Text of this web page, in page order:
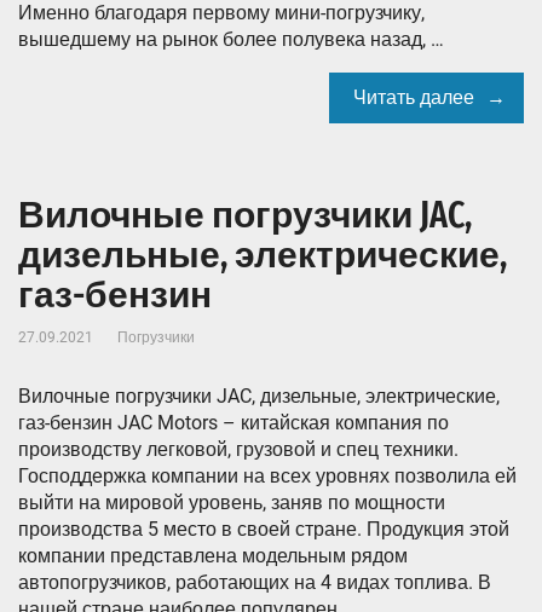
Именно благодаря первому мини-погрузчику,
вышедшему на рынок более полувека назад, …
Читать далее
Вилочные погрузчики JAC,
дизельные, электрические,
газ-бензин
27.09.2021 Погрузчики
Вилочные погрузчики JAC, дизельные, электрические,
газ-бензин JAC Motors – китайская компания по
производству легковой, грузовой и спец техники.
Господдержка компании на всех уровнях позволила ей
выйти на мировой уровень, заняв по мощности
производства 5 место в своей стране. Продукция этой
компании представлена модельным рядом
автопогрузчиков, работающих на 4 видах топлива. В